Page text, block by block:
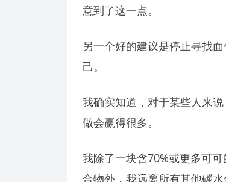
意到了这一点。
另一个好的建议是停止寻找
己。
我确实知道，对于某些人来
做会赢得很多。
我除了一块含70%或更多可
合物外，我远离所有其他碳水